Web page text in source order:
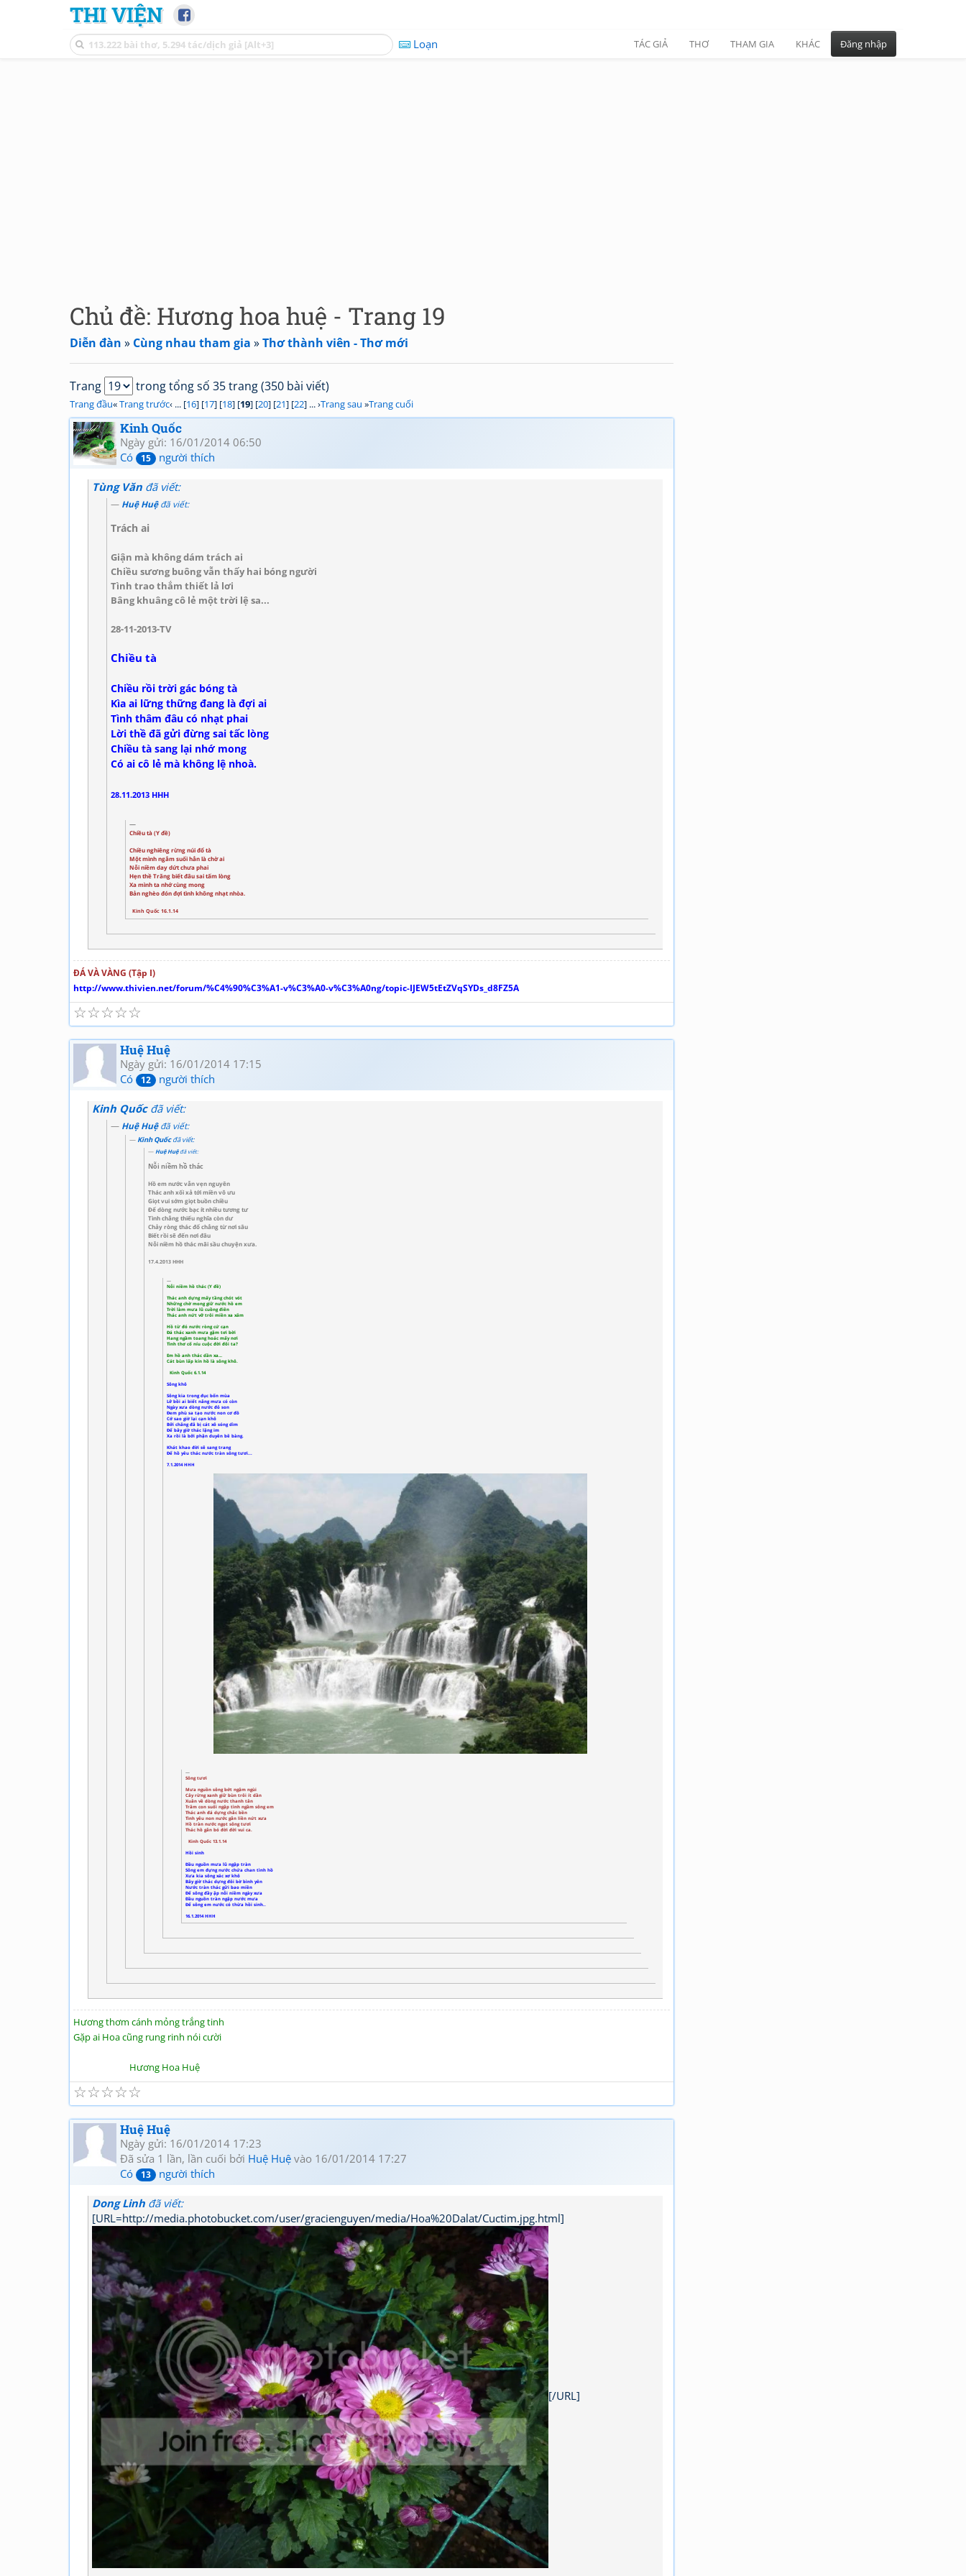
THI VIỆN
Loạn TÁC GIẢ THƠ THAM GIA KHÁC Đăng nhập
Chủ đề: Hương hoa huệ - Trang 19
Diễn đàn » Cùng nhau tham gia »Thơ thành viên - Thơ mới
Trang trong tổng số 35 trang (350 bài viết)
Trang đầu«Trang trước‹ ... [16] [17] [18] [19] [20] [21] [22] ... ›Trang sau »Trang cuối
Kinh Quốc
Ngày gửi: 16/01/2014 06:50
Có
15 người thích
Tùng Văn đã viết:
Huệ Huệđã viết:
Trách ai
Giận mà không dám trách ai
Chiều sương buông vẫn thấy hai bóng người
Tình trao thắm thiết lả lơi
Bâng khuâng cô lẻ một trời lệ sa...
28-11-2013-TV
Chiều tà
Chiều rồi trời gác bóng tà
Kìa ai lững thững đang là đợi ai
Tình thâm đâu có nhạt phai
Lời thề đã gửi đừng sai tấc lòng
Chiều tà sang lại nhớ mong
Có ai cô lẻ mà không lệ nhoà.
28.11.2013 HHH
Chiều tà (Y đề)
Chiều nghiêng rừng núi đổ tà
Một mình ngắm suối hẳn là chờ ai
Nỗi niềm day dứt chưa phai
Hẹn thề Trăng biết đâu sai tấm lòng
Xa mình ta nhớ cùng mong
Bản nghèo đón đợi tình không nhạt nhòa.
Kinh Quốc 16.1.14
ĐÁ VÀ VÀNG (Tập I)
http://www.thivien.net/forum/%C4%90%C3%A1-v%C3%A0-v%C3%A0ng/topic-IJEW5tEtZVqSYDs_d8FZ5A
☆
☆
☆
☆
☆
Huệ Huệ
Ngày gửi: 16/01/2014 17:15
Có
12 người thích
Kinh Quốcđã viết:
Huệ Huệđã viết:
Kinh Quốcđã viết:
Huệ Huệđã viết:
Nỗi niềm hồ thác
Hồ em nước vẫn vẹn nguyên
Thác anh xối xả tới miền vô ưu
Giọt vui sớm giọt buồn chiều
Để dòng nước bạc ít nhiều tương tư
Tình chẳng thiếu nghĩa còn dư
Chảy ròng thác đổ chẳng từ nơi sâu
Biết rồi sẽ đến nơi đâu
Nỗi niềm hồ thác mãi sầu chuyện xưa.
17.4.2013 HHH
Nỗi niềm hồ thác (Y đề)
Thác anh dựng mấy tầng chót vót
Những chờ mong giữ nước hồ em
Trời làm mưa lũ cuồng điên
Thác anh nứt vỡ trôi miền xa xăm
Hồ từ đó nước ròng cứ cạn
Đá thác xanh mưa gặm tơi bời
Hang ngầm toang hoác mấy nơi
Tình thơ cố níu cuộc đời đôi ta?
Em hồ anh thác dần xa…
Cát bùn lấp kín hồ là sông khô.
Kinh Quốc 6.1.14
Sông khô
Sông kia trong đục bốn mùa
Lở bồi ai biết nắng mưa có còn
Ngày xưa dòng nước đỏ son
Đem phù sa tạo nước non cơ đồ
Cớ sao giờ lại cạn khô
Bởi chăng đã bị cát xô sóng dìm
Để bây giờ thác lặng im
Xa rồi là bởi phận duyên bẽ bàng.
Khát khao đời sẽ sang trang
Để hồ yêu thác nước tràn sông tươi...
7.1.2014 HHH
Sông tươi
Mưa nguồn sông bớt ngậm ngùi
Cây rừng xanh giữ bùn trôi ít dần
Xuân về dòng nước thanh tân
Trăm con suối ngập tình ngầm sông em
Thác anh đá dựng chắc bền
Tình yêu non nước gắn liền nứt xưa
Hồ tràn nước ngọt sông tươi
Thác hồ gắn bó đời đời vui ca.
Kinh Quốc 13.1.14
Hồi sinh
Đầu nguồn mưa lũ ngập tràn
Sông em đựng nước chứa chan tình hồ
Xưa kia sông xác xơ khô
Bây giờ thác dựng đôi bờ bình yên
Nước tràn thác gửi bao miền
Để sông đầy ặp nỗi niềm ngày xưa
Đầu nguồn tràn ngập nước mưa
Để sông em nước có thừa hồi sinh..
16.1.2014 HHH
Hương thơm cánh mỏng trắng tinh
Gặp ai Hoa cũng rung rinh nói cười
Hương Hoa Huệ
☆
☆
☆
☆
☆
Huệ Huệ
Ngày gửi: 16/01/2014 17:23
Đã sửa 1 lần, lần cuối bởi Huệ Huệ vào 16/01/2014 17:27
Có
13 người thích
Dong Linh đã viết:
[URL=http://media.photobucket.com/user/gracienguyen/media/Hoa%20Dalat/Cuctim.jpg.html]
[/URL]